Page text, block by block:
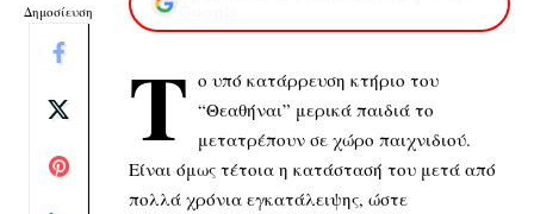
Δημοσίευση
Τ ο υπό κατάρρευση κτήριο του
“Θεαθήναι” μερικά παιδιά το
μετατρέπουν σε χώρο παιχνιδιού.
Είναι όμως τέτοια η κατάστασή του μετά από
πολλά χρόνια εγκατάλειψης, ώστε